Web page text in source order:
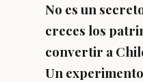
No es un
creces los
convertir a
Un